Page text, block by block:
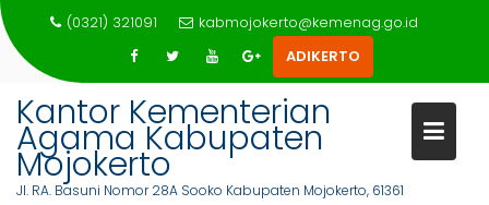
Skip
to
content
(0321) 321091
kabmojokerto@kemenag.go.id
ADIKERTO
Kantor Kementerian
Agama Kabupaten
Mojokerto
Jl. RA. Basuni Nomor 28A Sooko Kabupaten Mojokerto, 61361
KUA KUTOREJO SERAH